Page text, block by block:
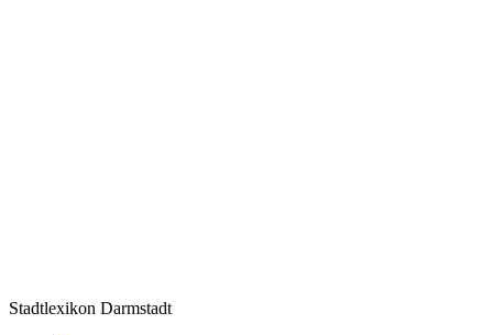
Stadtlexikon Darmstadt